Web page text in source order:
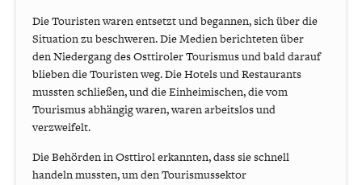
Die Touristen waren entsetzt und begannen, sich über die
Situation zu beschweren. Die Medien berichteten über
den Niedergang des Osttiroler Tourismus und bald darauf
blieben die Touristen weg. Die Hotels und Restaurants
mussten schließen, und die Einheimischen, die vom
Tourismus abhängig waren, waren arbeitslos und
verzweifelt.
Die Behörden in Osttirol erkannten, dass sie schnell
handeln mussten, um den Tourismussektor